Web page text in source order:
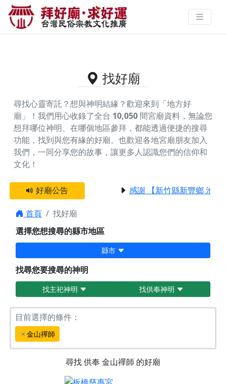
供奉金山禪師的好廟資料｜拜好廟
求好運 找到與您有緣的信仰
找好廟
尋找心靈寄託？想與神明結緣？歡迎來到「地方好
廟」！我們用心收錄了全台 10,050 間宮廟資料，無論您
想拜哪位神明、在哪個地區參拜，都能透過便捷的搜尋
功能，找到與您有緣的好廟。 也歡迎各地宮廟朋友加入
我們，一同分享您的故事，讓更多人認識您們的信仰和
文化！
好廟公告 感謝 【新竹縣新豐鄉 池和
首頁
找好廟
選擇您想搜尋的縣市地區
縣市
找尋您要搜尋的神明
找主祀神明 找供奉神明
目前選擇的條件：
金山禪師
尋找供奉 金山禪師 的好廟